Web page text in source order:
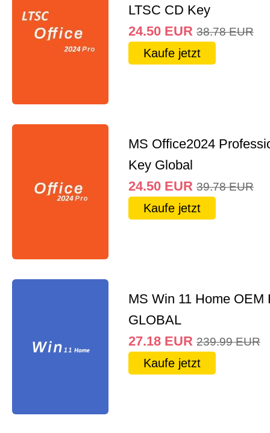
LTSC CD Key
24.50 EUR 38.78 EUR
Kaufe jetzt
MS Office2024
Key Global
24.50 EUR 39.78 EUR
Kaufe jetzt
MS Win 11 Home OEM
GLOBAL
27.18 EUR 239.99 EUR
Kaufe jetzt